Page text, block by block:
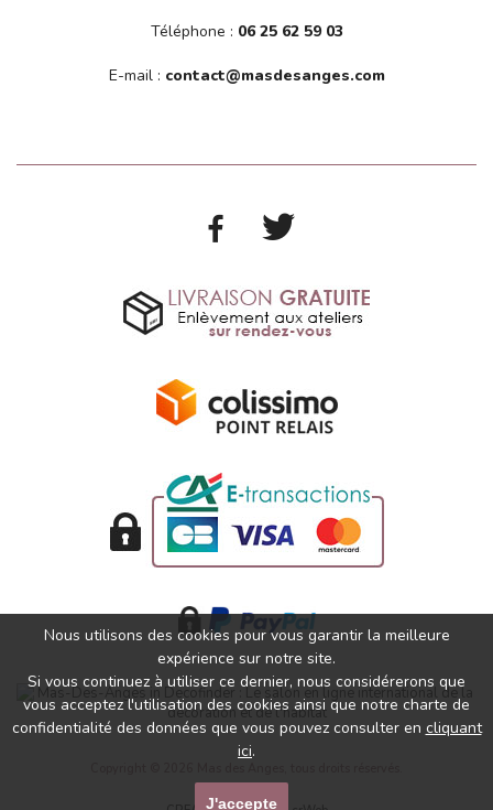
Téléphone : 06 25 62 59 03
E-mail : contact@masdesanges.com
Nous utilisons des cookies pour vous garantir la meilleure
expérience sur notre site.
Si vous continuez à utiliser ce dernier, nous considérerons que
vous acceptez l'utilisation des cookies ainsi que notre charte de
confidentialité des données que vous pouvez consulter en cliquant
ici.
J'accepte